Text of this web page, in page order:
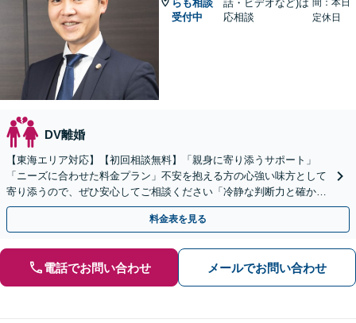
らも相談
受付中
話・ビデオなど)は
応相談
間：本日
定休日
DV離婚
【東海エリア対応】【初回相談無料】「親身に寄り添うサポート」
「ニーズに合わせた料金プラン」不安を抱える方の心強い味方として
寄り添うので、ぜひ安心してご相談ください「冷静な判断力と確かな
交渉力で、あなたの権利を守ります」【休日・夜間相談可】
料金表を見る
電話でお問い合わせ メールでお問い合わせ